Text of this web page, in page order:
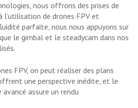
nous offrons des prises de
l’utilisation de drones FPV et
parfaite, nous nous appuyons sur
le gimbal et le steadycam dans nos
FPV, on peut réaliser des plans
une perspective inédite, et le
assure un rendu